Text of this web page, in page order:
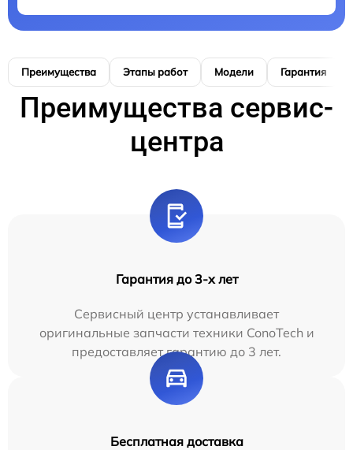
Преимущества Этапы работ Модели Гарантия
Преимущества сервис-
центра
Гарантия до 3-х лет
Сервисный центр устанавливает
оригинальные запчасти техники ConoTech и
предоставляет гарантию до 3 лет.
Бесплатная доставка